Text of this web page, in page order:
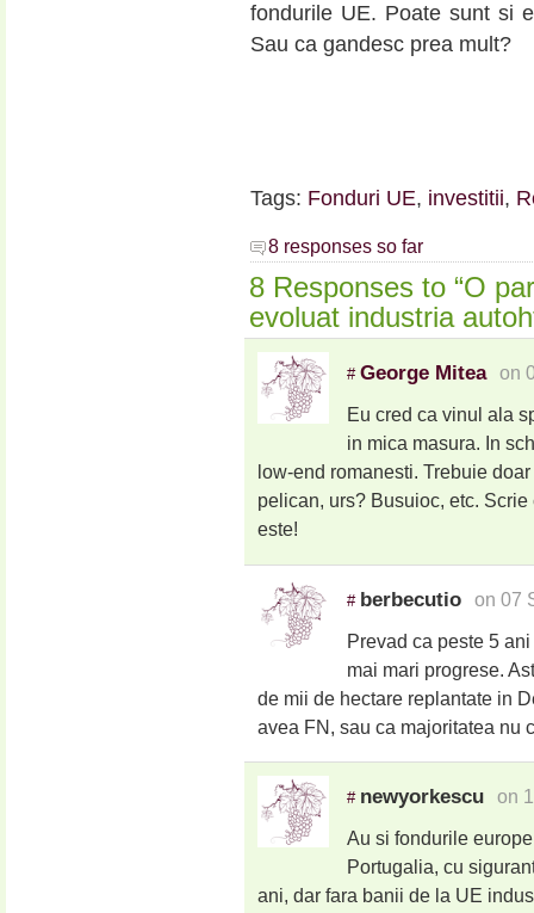
fondurile UE. Poate sunt si
Sau ca gandesc prea mult?
Tags: Fonduri UE, investitii,
8 responses so far
8 Responses to “O
evoluat industria
# George Mitea on
Eu cred ca vinul ala
in mica masura. In
low-end romanesti. Trebuie
pelican, urs? Busuioc, etc.
este!
# berbecutio on 07
Prevad ca peste 5
mai mari progrese.
de mii de hectare replantate in
avea FN, sau ca majoritatea nu
# newyorkescu on
Au si fondurile
Portugalia, cu
ani, dar fara banii de la UE